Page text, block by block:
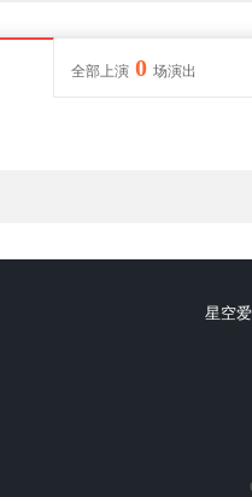
全部上演 0 场演出
星空